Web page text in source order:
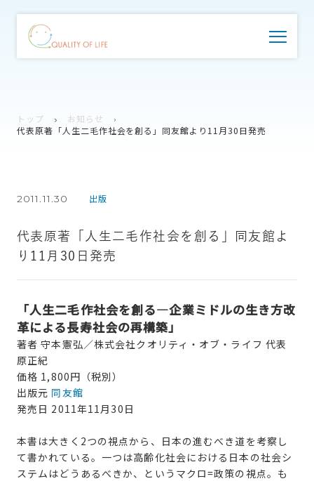
トップ
お知らせ
代表原著「人生二毛作社会を創る」同友館より11月30日発売
2011.11.30 出版
代表原著「人生二毛作社会を創る」同友館よ
り11月30日発売
「人生二毛作社会を創る―企業ミドルの生き方改
革による長寿社会の再構築」
著者 守本憲弘／株式会社クオリティ・オブ・ライフ 代表
原正紀
価格 1,800円（税別）
出版元 同友館
発売日 2011年11月30日
本書は大きく2つの視点から、日本の進むべき道を考察し
て書かれている。一つは高齢化社会における日本の社会シ
ステムはどうあるべきか、というマクロ=政策の視点。も